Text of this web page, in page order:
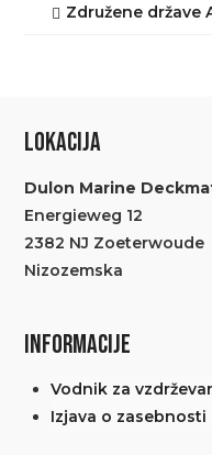
Združene države
LOKACIJA
Dulon Marine
Energieweg 12
2382 NJ Zoeterwoude
Nizozemska
INFORMACIJE
Vodnik za
Izjava o zasebnosti